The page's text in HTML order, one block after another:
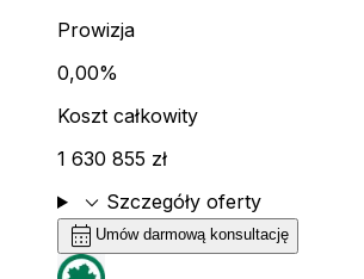
Prowizja
0,00%
Koszt całkowity
1 630 855 zł
expand_more Szczegóły oferty
calendar_month Umów darmową konsultację